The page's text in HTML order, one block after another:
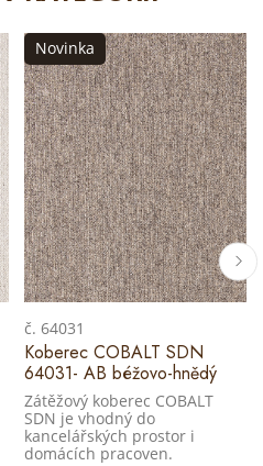
Novinka
č. 64031
Koberec COBALT SDN
64031- AB béžovo-hnědý
Zátěžový koberec COBALT
SDN je vhodný do
kancelářských prostor i
domácích pracoven.